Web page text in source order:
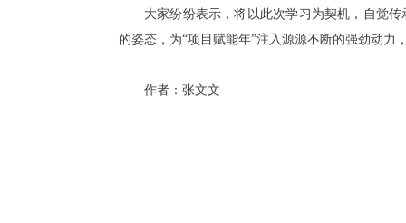
大家纷纷表示，将以此次学习为契机，自觉
的姿态，为“项目赋能年”注入源源不断的强劲动
作者：张文文